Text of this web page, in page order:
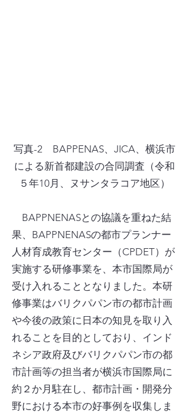
写真-2 BAPPENAS、JICA、横浜市
による新首都建設の合同調査（令和
５年10月、ヌサンタラコア地区）
BAPPNENASとの協議を重ねた結
果、BAPPNENASの都市プランナー
人材育成教育センター（CPDET）が
実施する研修事業を、本市国際局が
受け入れることとなりました。本研
修事業はバリクパパン市の都市計画
や今後の政策に日本の知見を取り入
れることを目的としており、インド
ネシア政府及びバリクパパン市の都
市計画等の担当者が横浜市国際局に
約２か月駐在し、都市計画・開発分
野における本市の好事例を収集しま